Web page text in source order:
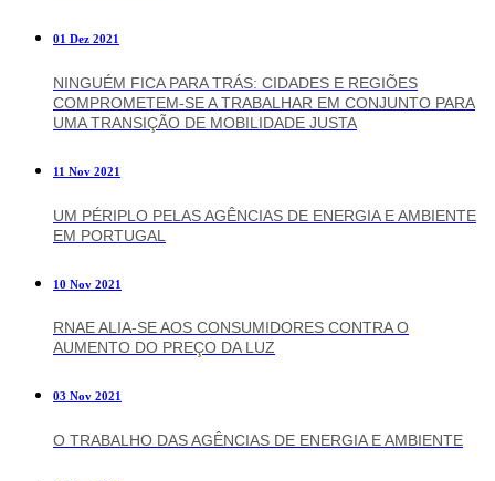
01 Dez 2021
NINGUÉM FICA PARA TRÁS: CIDADES E REGIÕES
COMPROMETEM-SE A TRABALHAR EM CONJUNTO PARA
UMA TRANSIÇÃO DE MOBILIDADE JUSTA
11 Nov 2021
UM PÉRIPLO PELAS AGÊNCIAS DE ENERGIA E AMBIENTE
EM PORTUGAL
10 Nov 2021
RNAE ALIA-SE AOS CONSUMIDORES CONTRA O
AUMENTO DO PREÇO DA LUZ
03 Nov 2021
O TRABALHO DAS AGÊNCIAS DE ENERGIA E AMBIENTE